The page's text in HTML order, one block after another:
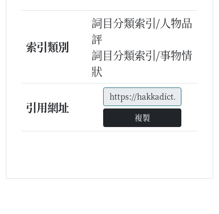
索引類別
詞目分類索引/人物品
評
詞目分類索引/事物情
狀
引用網址
複製